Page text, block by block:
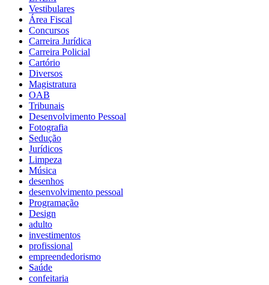
Vestibulares
Área Fiscal
Concursos
Carreira Jurídica
Carreira Policial
Cartório
Diversos
Magistratura
OAB
Tribunais
Desenvolvimento Pessoal
Fotografia
Sedução
Jurídicos
Limpeza
Música
desenhos
desenvolvimento pessoal
Programação
Design
adulto
investimentos
profissional
empreendedorismo
Saúde
confeitaria